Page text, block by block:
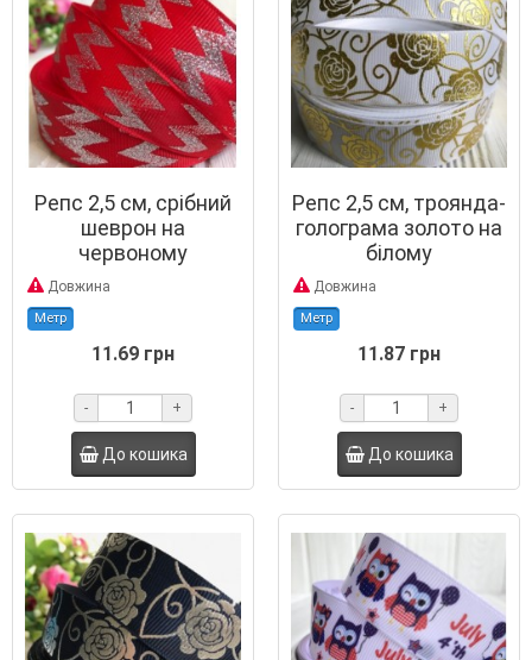
Репс 2,5 см, срібний
шеврон на
червоному
Довжина
Метр
11.69 грн
- +
До кошика
Репс 2,5 см, троянда-
голограма золото на
білому
Довжина
Метр
11.87 грн
- +
До кошика